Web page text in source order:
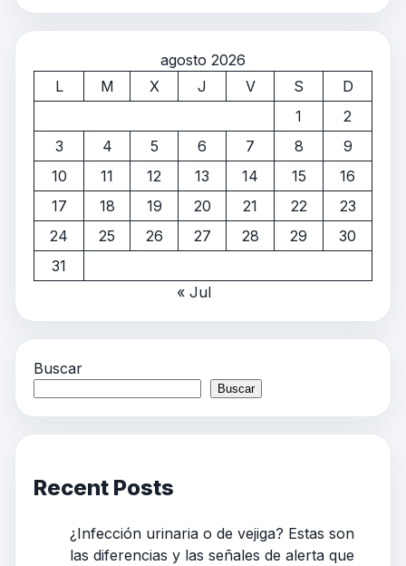
agosto 2026
L
M X J V S
D
1
2
3
4 5 6 7 8
9
10
11 12 13 14 15
16
17
18 19 20 21 22
23
24
25 26 27 28 29
30
31
« Jul
Buscar
Buscar
Recent Posts
¿Infección urinaria o de vejiga? Estas son
las diferencias y las señales de alerta que